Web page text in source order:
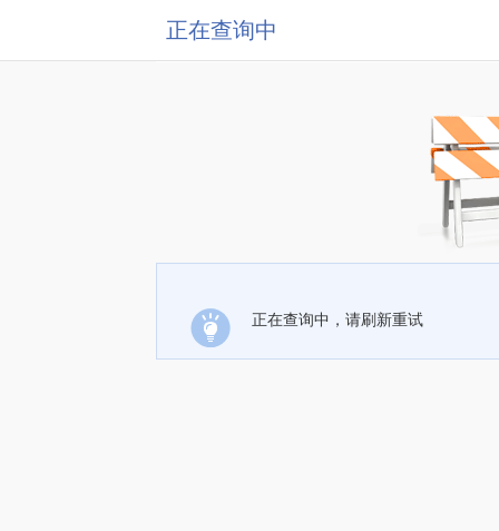
正在查询中
正在查询中，请刷新重试